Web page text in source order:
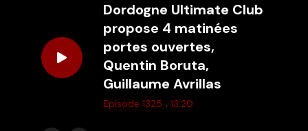
Dordogne Ultimate Club
propose 4 matinées
portes ouvertes,
Quentin Boruta,
Guillaume Avrillas
Episode 1325 . 13:20